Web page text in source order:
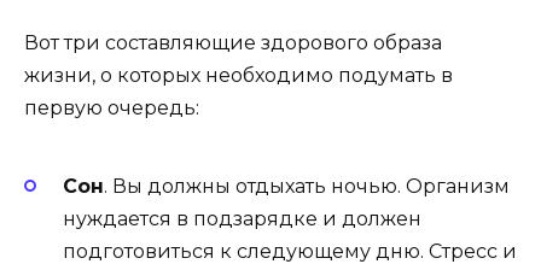
Вот три составляющие здорового образа
жизни, о которых необходимо подумать в
первую очередь:
Сон. Вы должны отдыхать ночью. Организм
нуждается в подзарядке и должен
подготовиться к следующему дню. Стресс и